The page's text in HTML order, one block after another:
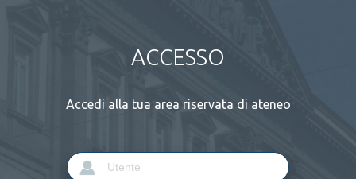
ACCESSO
Accedi alla tua area riservata di ateneo